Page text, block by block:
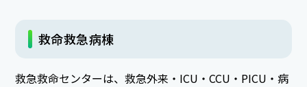
救命救急病棟
救急救命センターは、救急外来・ICU・CCU・PICU・病